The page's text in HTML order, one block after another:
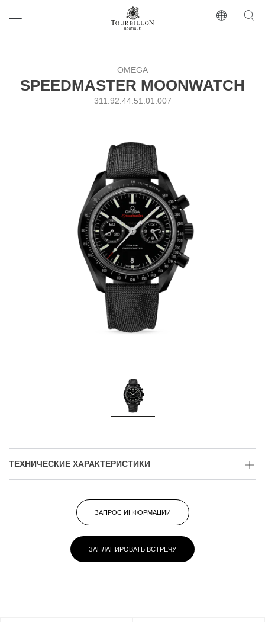
https://www.tourbillon.com/ru
OMEGA
SPEEDMASTER MOONWATCH
311.92.44.51.01.007
ТЕХНИЧЕСКИЕ ХАРАКТЕРИСТИКИ
ЗАПРОС ИНФОРМАЦИИ
ЗАПЛАНИРОВАТЬ ВСТРЕЧУ